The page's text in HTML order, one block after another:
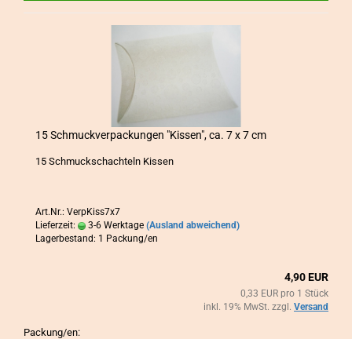
15 Schmuck­ver­pa­ckun­gen "Kis­sen", ca. 7 x 7 cm
15 Schmuck­schach­teln Kis­sen
Art.Nr.: VerpKiss7x7
Lieferzeit:
3-6 Werktage (Ausland abweichend)
Lagerbestand: 1 Packung/en
4,90 EUR
0,33 EUR pro 1 Stück
inkl. 19% MwSt. zzgl. Versand
Packung/en: